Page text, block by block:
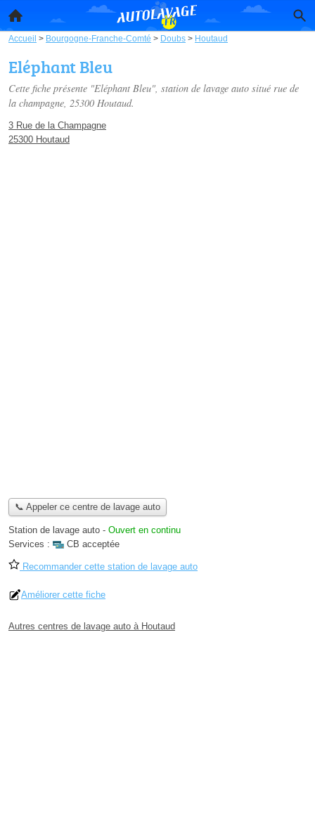
Accueil > Bourgogne-Franche-Comté > Doubs > Houtaud
Eléphant Bleu
Cette fiche présente "Eléphant Bleu", station de lavage auto situé rue de
la champagne, 25300 Houtaud.
3 Rue de la Champagne
25300 Houtaud
📞 Appeler ce centre de lavage auto
Station de lavage auto - Ouvert en continu
Services :
CB acceptée
Recommander cette station de lavage auto
Améliorer cette fiche
Autres centres de lavage auto à Houtaud